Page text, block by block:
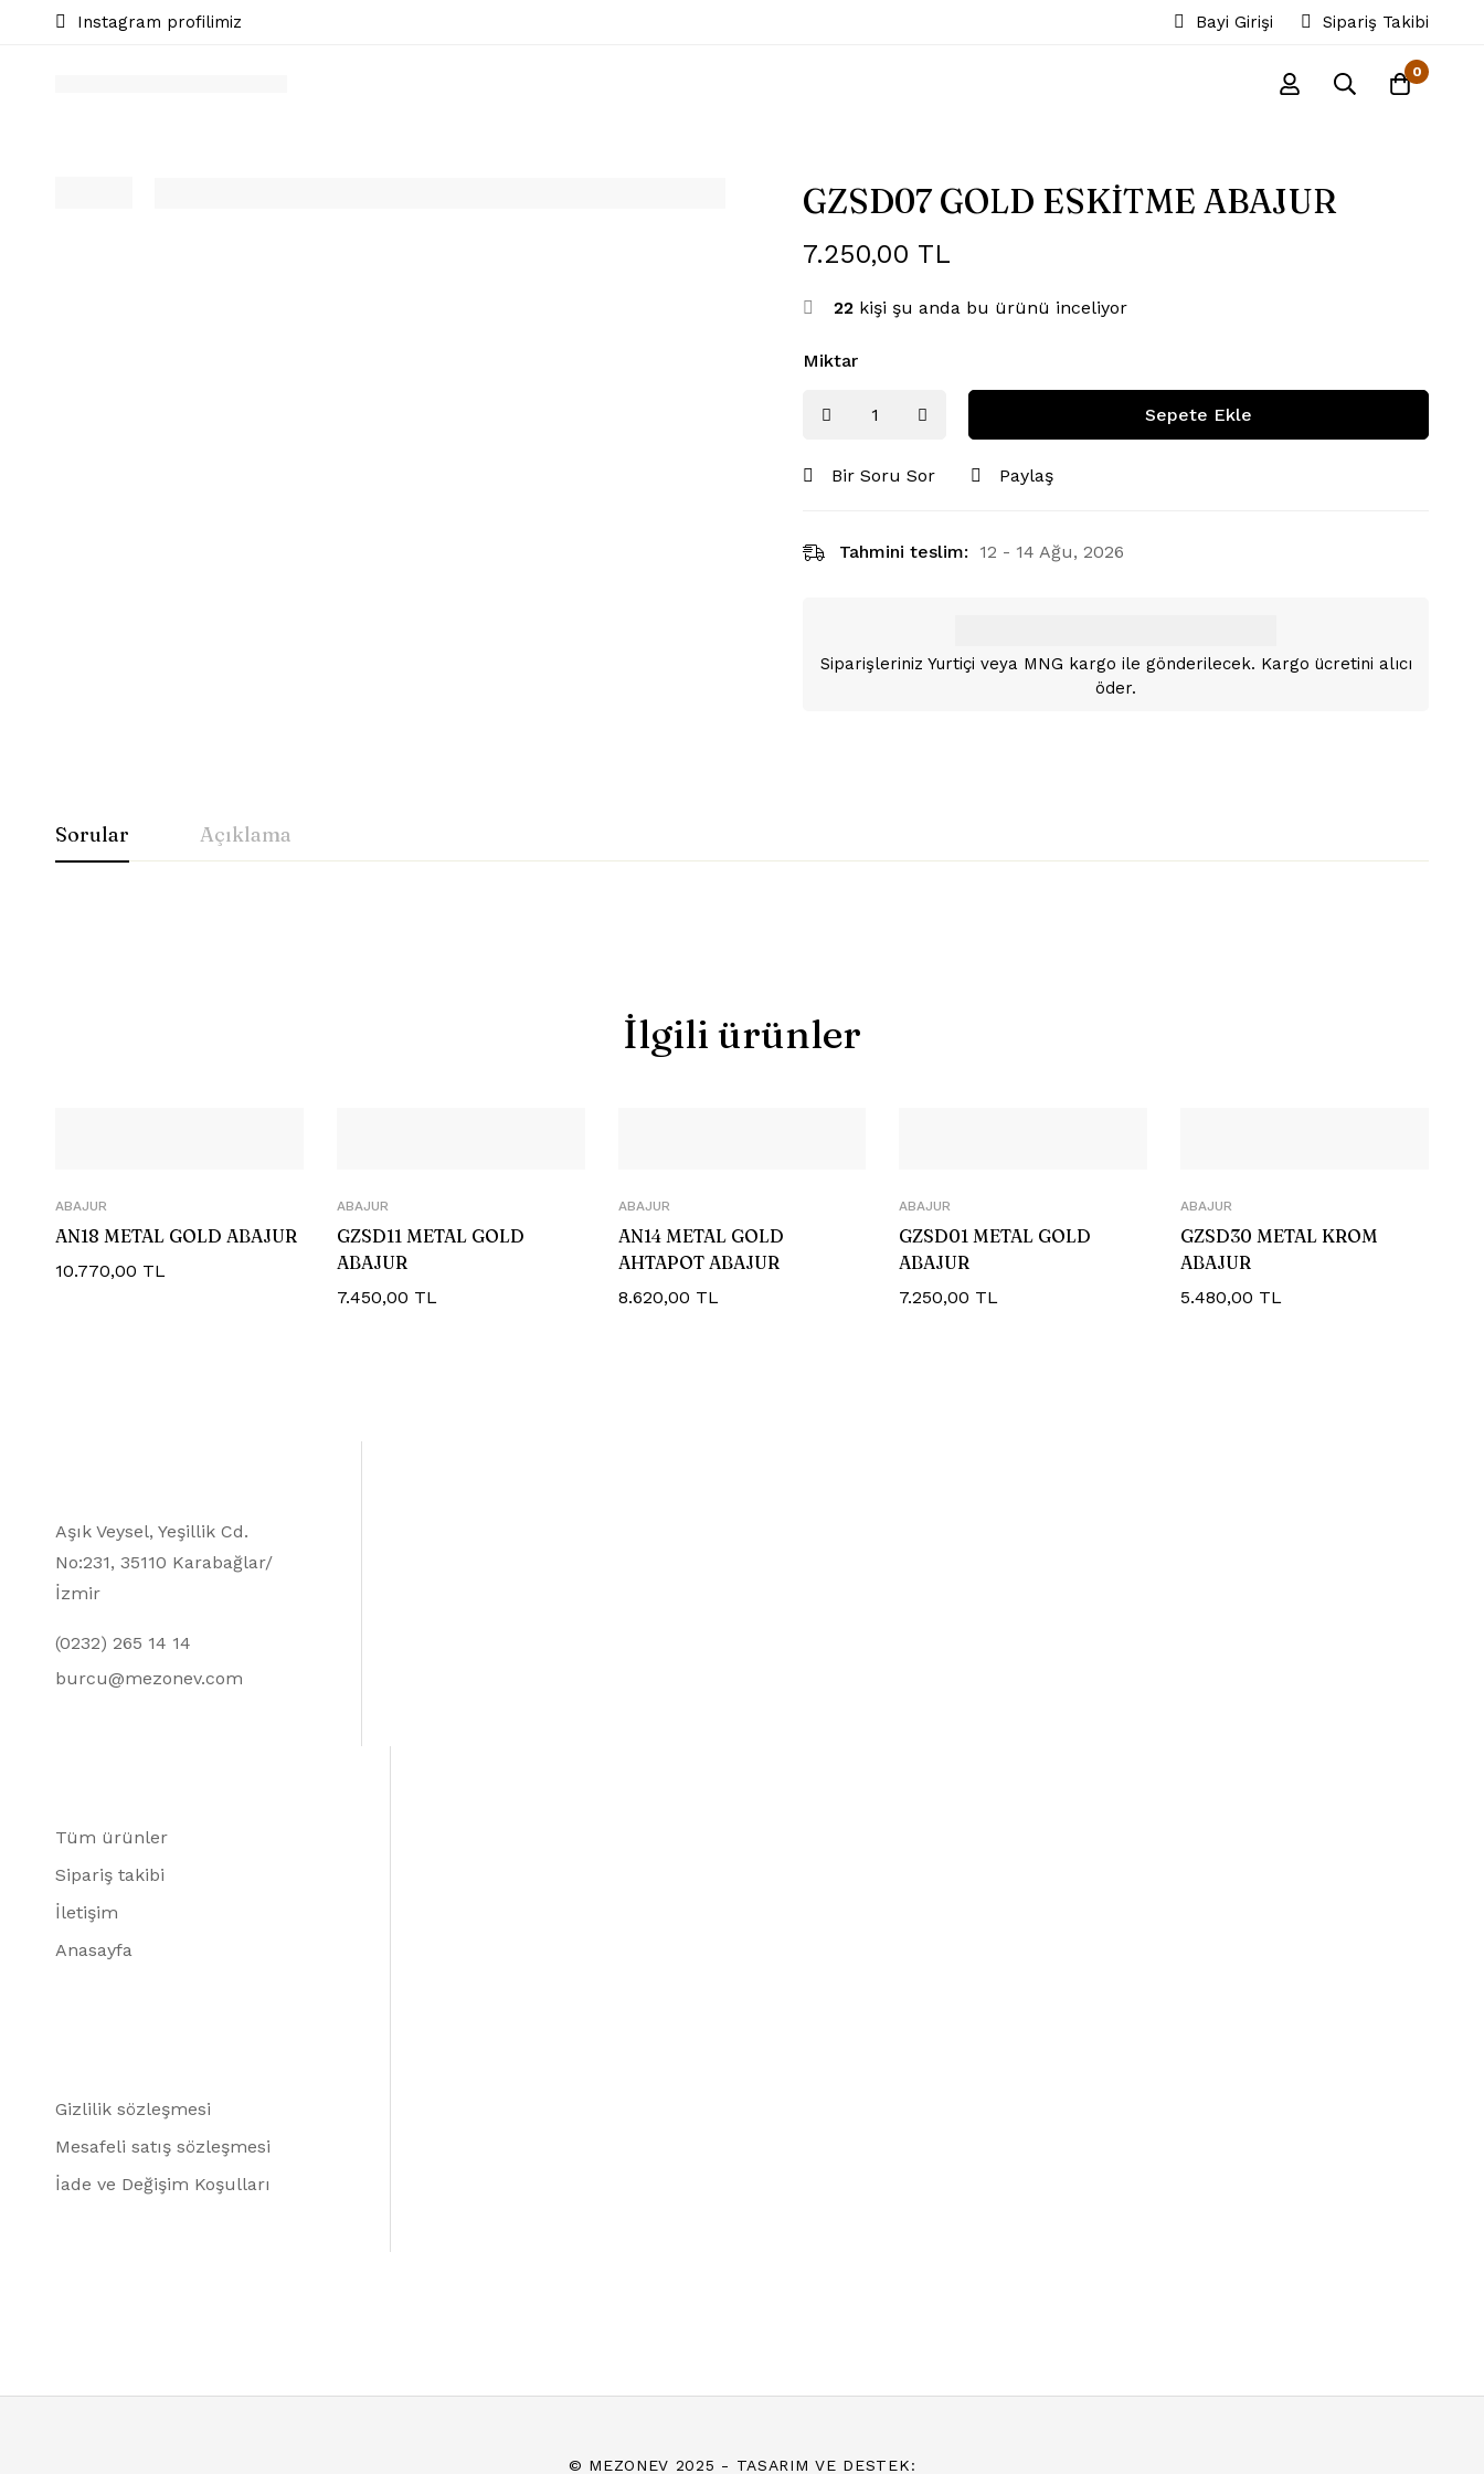
Instagram profilimiz Bayi Girişi Sipariş Takibi
0
GZSD07 GOLD ESKİTME ABAJUR
7.250,00 TL
22 kişi şu anda bu ürünü inceliyor
Miktar
Sepete Ekle
Bir Soru Sor Paylaş
Tahmini teslim: 12 - 14 Ağu, 2026
Siparişleriniz Yurtiçi veya MNG kargo ile gönderilecek. Kargo ücretini alıcı
öder.
Sorular Açıklama
İlgili ürünler
ABAJUR
AN18 METAL GOLD ABAJUR
10.770,00 TL
ABAJUR
GZSD11 METAL GOLD
ABAJUR
7.450,00 TL
ABAJUR
AN14 METAL GOLD
AHTAPOT ABAJUR
8.620,00 TL
ABAJUR
GZSD01 METAL GOLD
ABAJUR
7.250,00 TL
ABAJUR
GZSD30 METAL KROM
ABAJUR
5.480,00 TL
Aşık Veysel, Yeşillik Cd.
No:231, 35110 Karabağlar/
İzmir
(0232) 265 14 14
burcu@mezonev.com
Tüm ürünler
Sipariş takibi
İletişim
Anasayfa
Gizlilik sözleşmesi
Mesafeli satış sözleşmesi
İade ve Değişim Koşulları
© MEZONEV 2025 - TASARIM VE DESTEK: